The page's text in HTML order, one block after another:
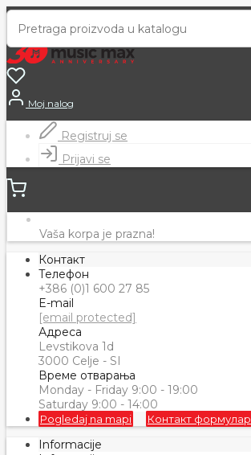
Moj nalog
Registruj se
Prijavi se
Vaša korpa je prazna!
Контакт
Телефон
+386 (0)1 600 27 85
E-mail
[email protected]
Адреса
Levstikova 1d
3000 Celje - SI
Време отварања
Monday - Friday 9:00 - 19:00
Saturday 9:00 - 14:00
Pogledaj na mapi Контакт формулар
Informacije